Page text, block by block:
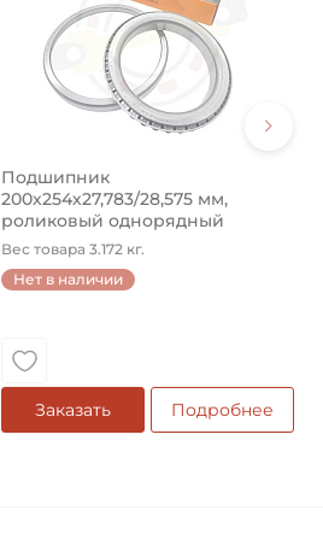
Подшипник
200х254х27,783/28,575 мм,
роликовый однорядный
конический на ...
Вес товара 3.172 кг.
Нет в наличии
Заказать Подробнее